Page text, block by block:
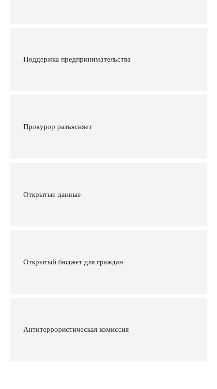
Поддержка предпринимательства
Прокурор разъясняет
Открытые данные
Открытый бюджет для граждан
Антитеррористическая комиссия